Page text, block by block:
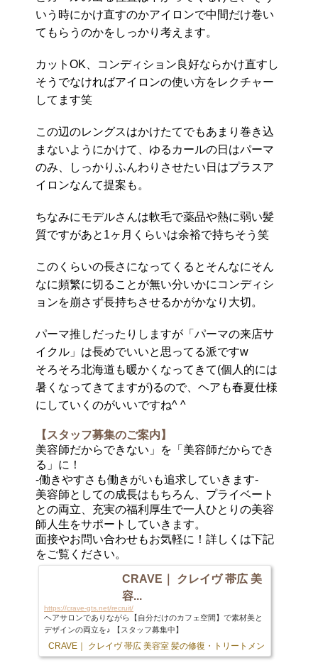
いう時にかけ直すのかアイロンで中間だけ巻い
てもらうのかをしっかり考えます。
カットOK、コンディション良好ならかけ直すし
そうでなければアイロンの使い方をレクチャー
してます笑
この辺のレングスはかけたてでもあまり巻き込
まないようにかけて、ゆるカールの日はパーマ
のみ、しっかりふんわりさせたい日はプラスア
イロンなんて提案も。
ちなみにモデルさんは軟毛で薬品や熱に弱い髪
質ですがあと1ヶ月くらいは余裕で持ちそう笑
このくらいの長さになってくるとそんなにそん
なに頻繁に切ることが無い分いかにコンディシ
ョンを崩さず長持ちさせるかがかなり大切。
パーマ推しだったりしますが「パーマの来店サ
イクル」は長めでいいと思ってる派ですw
そろそろ北海道も暖かくなってきて(個人的には
暑くなってきてますが)るので、ヘアも春夏仕様
にしていくのがいいですね^ ^
【スタッフ募集のご案内】
美容師だからできない」を「美容師だからでき
る」に！
-働きやすさも働きがいも追求していきます-
美容師としての成長はもちろん、プライベート
との両立、充実の福利厚生で一人ひとりの美容
師人生をサポートしていきます。
面接やお問い合わせもお気軽に！詳しくは下記
をご覧ください。
CRAVE｜ クレイヴ 帯広 美
容...
https://crave-gts.net/recruit/
ヘアサロンでありながら【自分だけのカフェ空間】で素材美と
デザインの両立を♪ 【スタッフ募集中】
CRAVE｜ クレイヴ 帯広 美容室 髪の修復・トリートメント専門店